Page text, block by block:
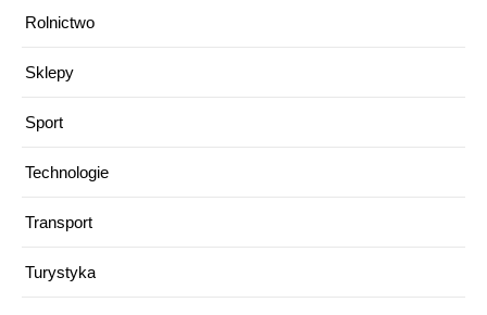
Rolnictwo
Sklepy
Sport
Technologie
Transport
Turystyka